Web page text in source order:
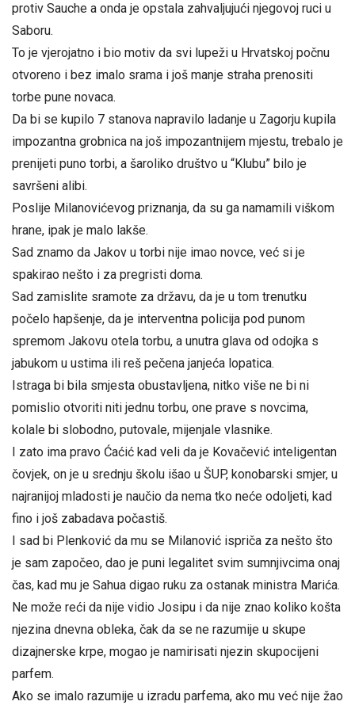
protiv Sauche a onda je opstala zahvaljujući njegovoj ruci u
Saboru.
To je vjerojatno i bio motiv da svi lupeži u Hrvatskoj počnu
otvoreno i bez imalo srama i još manje straha prenositi
torbe pune novaca.
Da bi se kupilo 7 stanova napravilo ladanje u Zagorju kupila
impozantna grobnica na još impozantnijem mjestu, trebalo je
prenijeti puno torbi, a šaroliko društvo u “Klubu” bilo je
savršeni alibi.
Poslije Milanovićevog priznanja, da su ga namamili viškom
hrane, ipak je malo lakše.
Sad znamo da Jakov u torbi nije imao novce, već si je
spakirao nešto i za pregristi doma.
Sad zamislite sramote za državu, da je u tom trenutku
počelo hapšenje, da je interventna policija pod punom
spremom Jakovu otela torbu, a unutra glava od odojka s
jabukom u ustima ili reš pečena janjeća lopatica.
Istraga bi bila smjesta obustavljena, nitko više ne bi ni
pomislio otvoriti niti jednu torbu, one prave s novcima,
kolale bi slobodno, putovale, mijenjale vlasnike.
I zato ima pravo Ćaćić kad veli da je Kovačević inteligentan
čovjek, on je u srednju školu išao u ŠUP, konobarski smjer, u
najranijoj mladosti je naučio da nema tko neće odoljeti, kad
fino i još zabadava počastiš.
I sad bi Plenković da mu se Milanović ispriča za nešto što
je sam započeo, dao je puni legalitet svim sumnjivcima onaj
čas, kad mu je Sahua digao ruku za ostanak ministra Marića.
Ne može reći da nije vidio Josipu i da nije znao koliko košta
njezina dnevna obleka, čak da se ne razumije u skupe
dizajnerske krpe, mogao je namirisati njezin skupocijeni
parfem.
Ako se imalo razumije u izradu parfema, ako mu već nije žao